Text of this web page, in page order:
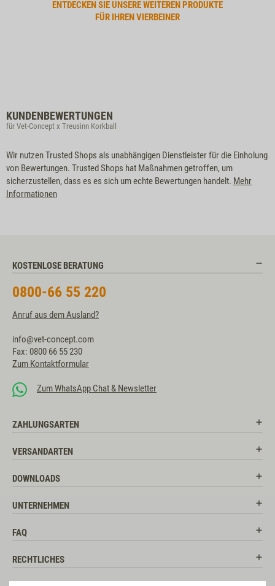
ENTDECKEN SIE UNSERE WEITEREN PRODUKTE
FÜR IHREN VIERBEINER
KUNDENBEWERTUNGEN
für Vet-Concept x Treusinn Korkball
Wir nutzen Trusted Shops als unabhängigen Dienstleister für die Einholung
von Bewertungen. Trusted Shops hat Maßnahmen getroffen, um
sicherzustellen, dass es es sich um echte Bewertungen handelt. Mehr
Informationen
KOSTENLOSE BERATUNG
0800-66 55 220
Anruf aus dem Ausland?
info@vet-concept.com
Fax: 0800 66 55 230
Zum Kontaktformular
Zum WhatsApp Chat & Newsletter
ZAHLUNGSARTEN
VERSANDARTEN
DOWNLOADS
UNTERNEHMEN
FAQ
RECHTLICHES